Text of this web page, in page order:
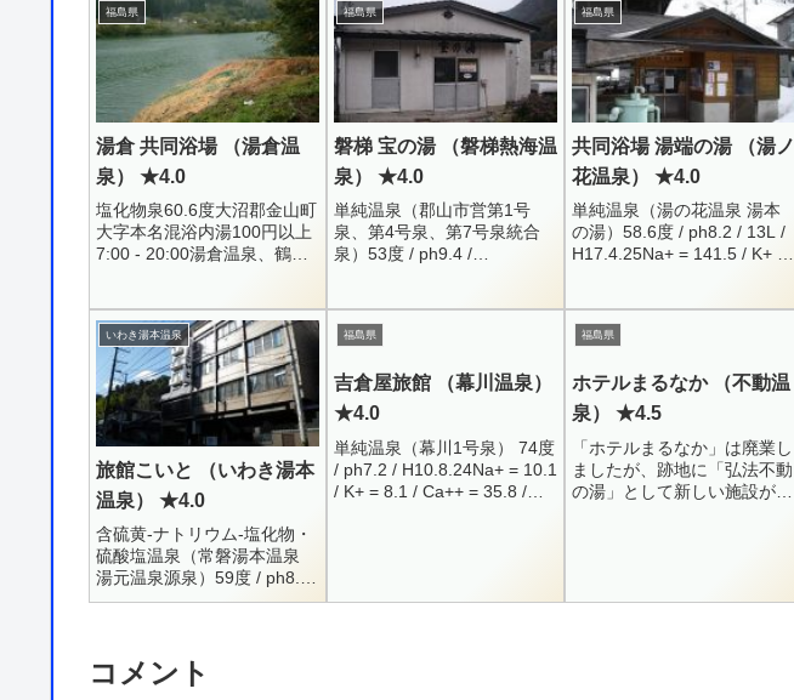
福島県
湯倉 共同浴場 （湯倉温
泉） ★4.0
塩化物泉60.6度大沼郡金山町
大字本名混浴内湯100円以上
7:00 - 20:00湯倉温泉、鶴亀
が析出して、ミニ古遠部状態
になっ...
福島県
磐梯 宝の湯 （磐梯熱海温
泉） ★4.0
単純温泉（郡山市営第1号
泉、第4号泉、第7号泉統合
泉）53度 / ph9.4 /
福島県
共同浴場 湯端の湯 （湯ノ
花温泉） ★4.0
単純温泉（湯の花温泉 湯本
の湯）58.6度 / ph8.2 / 13L /
H17.4.25Na+ = 141.5 / K+ =
いわき湯本温泉
旅館こいと （いわき湯本
温泉） ★4.0
含硫黄-ナトリウム-塩化物・
硫酸塩温泉（常磐湯本温泉
湯元温泉源泉）59度 / ph8.1 /
H12.11.29Na+ = 523 / K+ =
福島県
吉倉屋旅館 （幕川温泉）
★4.0
単純温泉（幕川1号泉） 74度
/ ph7.2 / H10.8.24Na+ = 10.1
/ K+ = 8.1 / Ca++ = 35.8 /
福島県
ホテルまるなか （不動温
泉） ★4.5
「ホテルまるなか」は廃業し
ましたが、跡地に「弘法不動
の湯」として新しい施設がオ
コメント